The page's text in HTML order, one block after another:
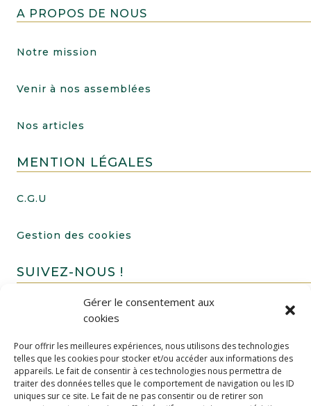
Gérer le consentement aux
cookies
Pour offrir les meilleures expériences, nous utilisons des technologies
telles que les cookies pour stocker et/ou accéder aux informations des
appareils. Le fait de consentir à ces technologies nous permettra de
traiter des données telles que le comportement de navigation ou les ID
uniques sur ce site. Le fait de ne pas consentir ou de retirer son
A PROPOS DE NOUS
Notre mission
Venir à nos assemblées
Nos articles
MENTION LÉGALES
C.G.U
Gestion des cookies
SUIVEZ-NOUS !